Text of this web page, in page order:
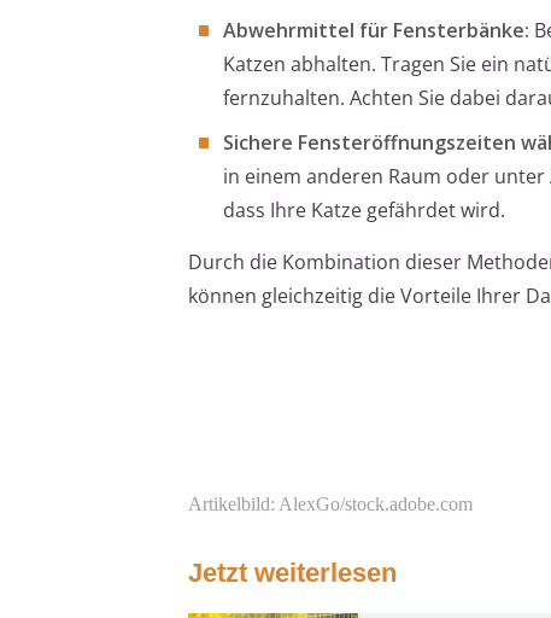
Abwehrmittel für Fensterbänke:
Katzen abhalten. Tragen Sie ein
fernzuhalten. Achten Sie dabei
Sichere Fensteröffnungszeiten
in einem anderen Raum oder
dass Ihre Katze gefährdet wird.
Durch die Kombination dieser
können gleichzeitig die Vorteile Ihrer
Artikelbild: AlexGo/stock.adobe.com
Jetzt weiterlesen